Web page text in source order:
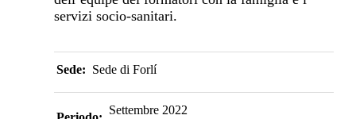
servizi socio-sanitari.
Sede: Sede di Forlí
Settembre 2022